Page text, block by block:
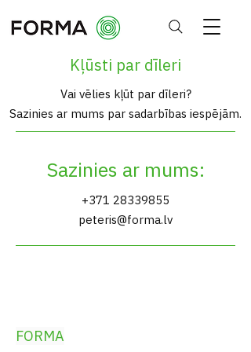
Kļūsti par dīleri
Vai vēlies kļūt par dīleri?
Sazinies ar mums par sadarbības iespējām.
Sazinies ar mums:
+371 28339855
peteris@forma.lv
FORMA